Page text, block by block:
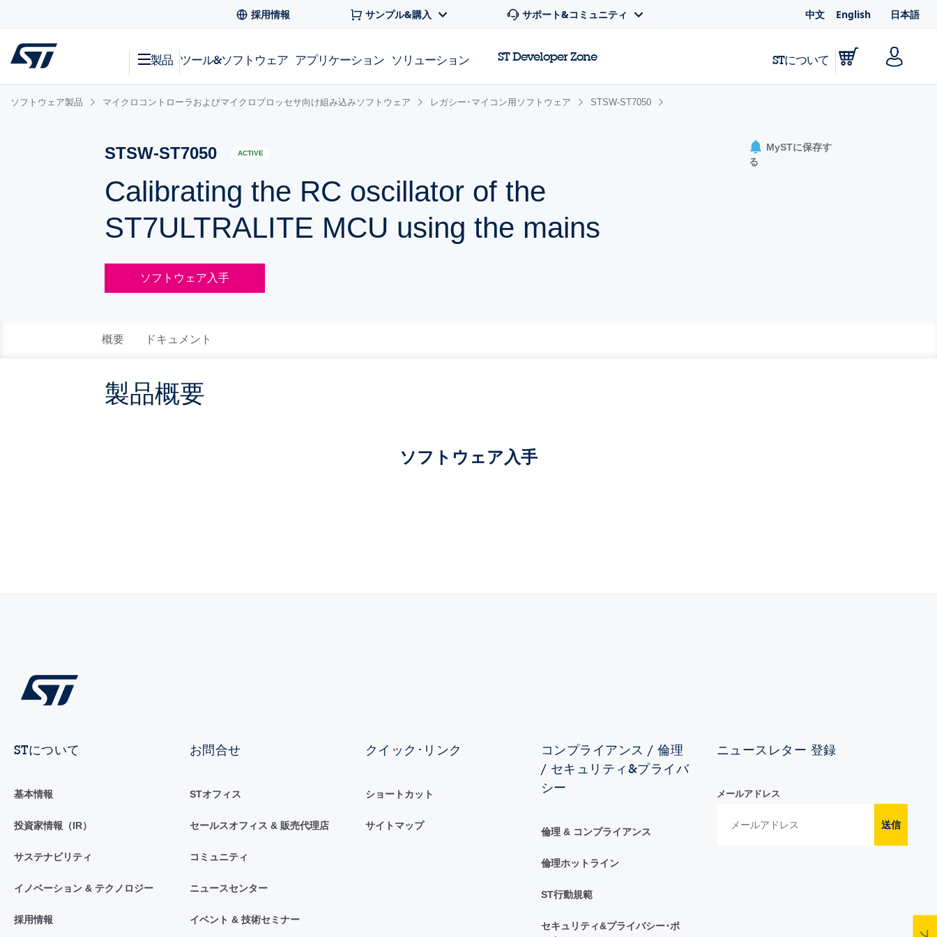
採用情報 サンプル&購入 サポート&コミュニティ 中文 English 日本語
製品 ツール&ソフトウェア アプリケーション ソリューション ST Developer Zone STについて
ソフトウェア製品 マイクロコントローラおよびマイクロプロッセサ向け組み込みソフトウェア レガシー･マイコン用ソフトウェア STSW-ST7050
STSW-ST7050 ACTIVE
Calibrating the RC oscillator of the
ST7ULTRALITE MCU using the mains
MySTに保存す
る
ソフトウェア入手
概要 ドキュメント
製品概要
ソフトウェア入手
STについて
基本情報
投資家情報（IR）
サステナビリティ
イノベーション & テクノロジー
採用情報
お問合せ
STオフィス
セールスオフィス & 販売代理店
コミュニティ
ニュースセンター
イベント & 技術セミナー
クイック･リンク
ショートカット
サイトマップ
コンプライアンス / 倫理
/ セキュリティ&プライバ
シー
倫理 & コンプライアンス
倫理ホットライン
ST行動規範
セキュリティ&プライバシー･ポ
ニュースレター 登録
メールアドレス
送信